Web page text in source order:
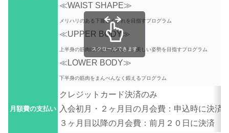
≪WAIST SHAPE≫
メリハリのある下腹とくびれを目指すプログラム
≪UPPER BODY≫
上半身の筋肉にフォーカスして、美しい姿勢を目指すプログラム
≪LOWER BODY≫
下半身の筋肉をまんべんなく鍛えるプログラム
月額費の支払い
クレジットカード決済のみ
入会初月・２ヶ月目の月会費：申込時に決済
３ヶ月目以降の月会費：前月２０日に決済
スクロールできます